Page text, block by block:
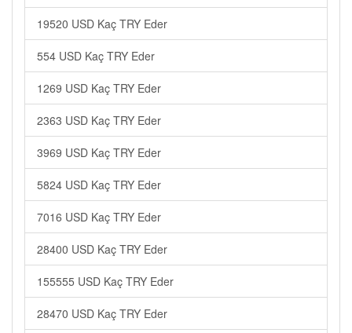
19520 USD Kaç TRY Eder
554 USD Kaç TRY Eder
1269 USD Kaç TRY Eder
2363 USD Kaç TRY Eder
3969 USD Kaç TRY Eder
5824 USD Kaç TRY Eder
7016 USD Kaç TRY Eder
28400 USD Kaç TRY Eder
155555 USD Kaç TRY Eder
28470 USD Kaç TRY Eder